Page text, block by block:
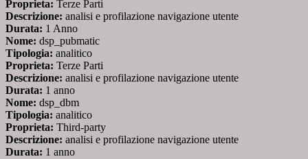
Proprieta: Terze Parti
Descrizione: analisi e profilazione navigazione utente
Durata: 1 Anno
Nome: dsp_pubmatic
Tipologia: analitico
Proprieta: Terze Parti
Descrizione: analisi e profilazione navigazione utente
Durata: 1 anno
Nome: dsp_dbm
Tipologia: analitico
Proprieta: Third-party
Descrizione: analisi e profilazione navigazione utente
Durata: 1 anno